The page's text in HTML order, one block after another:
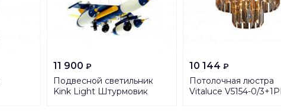
11 900 ₽
Подвесной светильник
Kink Light Штурмовик
10 144 ₽
Потолочная люстра
Vitaluce V5154-0/